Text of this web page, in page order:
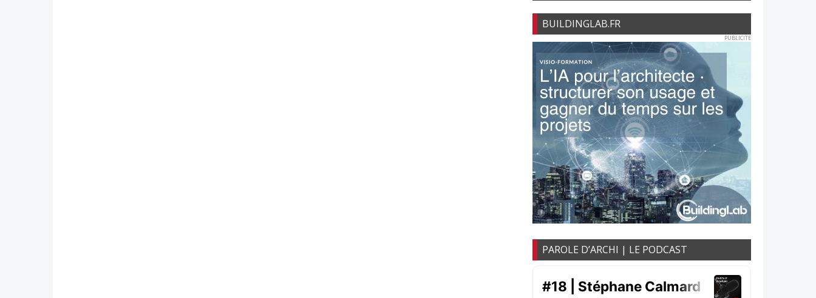
BUILDINGLAB.FR
PUBLICITE
PAROLE D’ARCHI | LE PODCAST